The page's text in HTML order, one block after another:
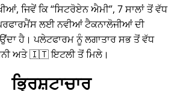
ਜਿਵੇਂ ਕਿ ਸਿਟਰੋਏਨ ਐਮੀ , 7 ਸਾਲਾਂ ਤੋਂ ਵੱਧ
ਲਈ ਨਵੀਆਂ ਟੈਕਨਾਲੋਜੀਆਂ ਦੀ
ਹੈ। ਪਲੇਟਫਾਰਮ ਨੂੰ ਲਗਾਤਾਰ ਸਭ ਤੋਂ ਵੱਧ
ਅਤੇ 🇮🇹 ਇਟਲੀ ਤੋਂ ਮਿਲੇ।
ਭ੍ਰਿਸ਼ਟਾਚਾਰ